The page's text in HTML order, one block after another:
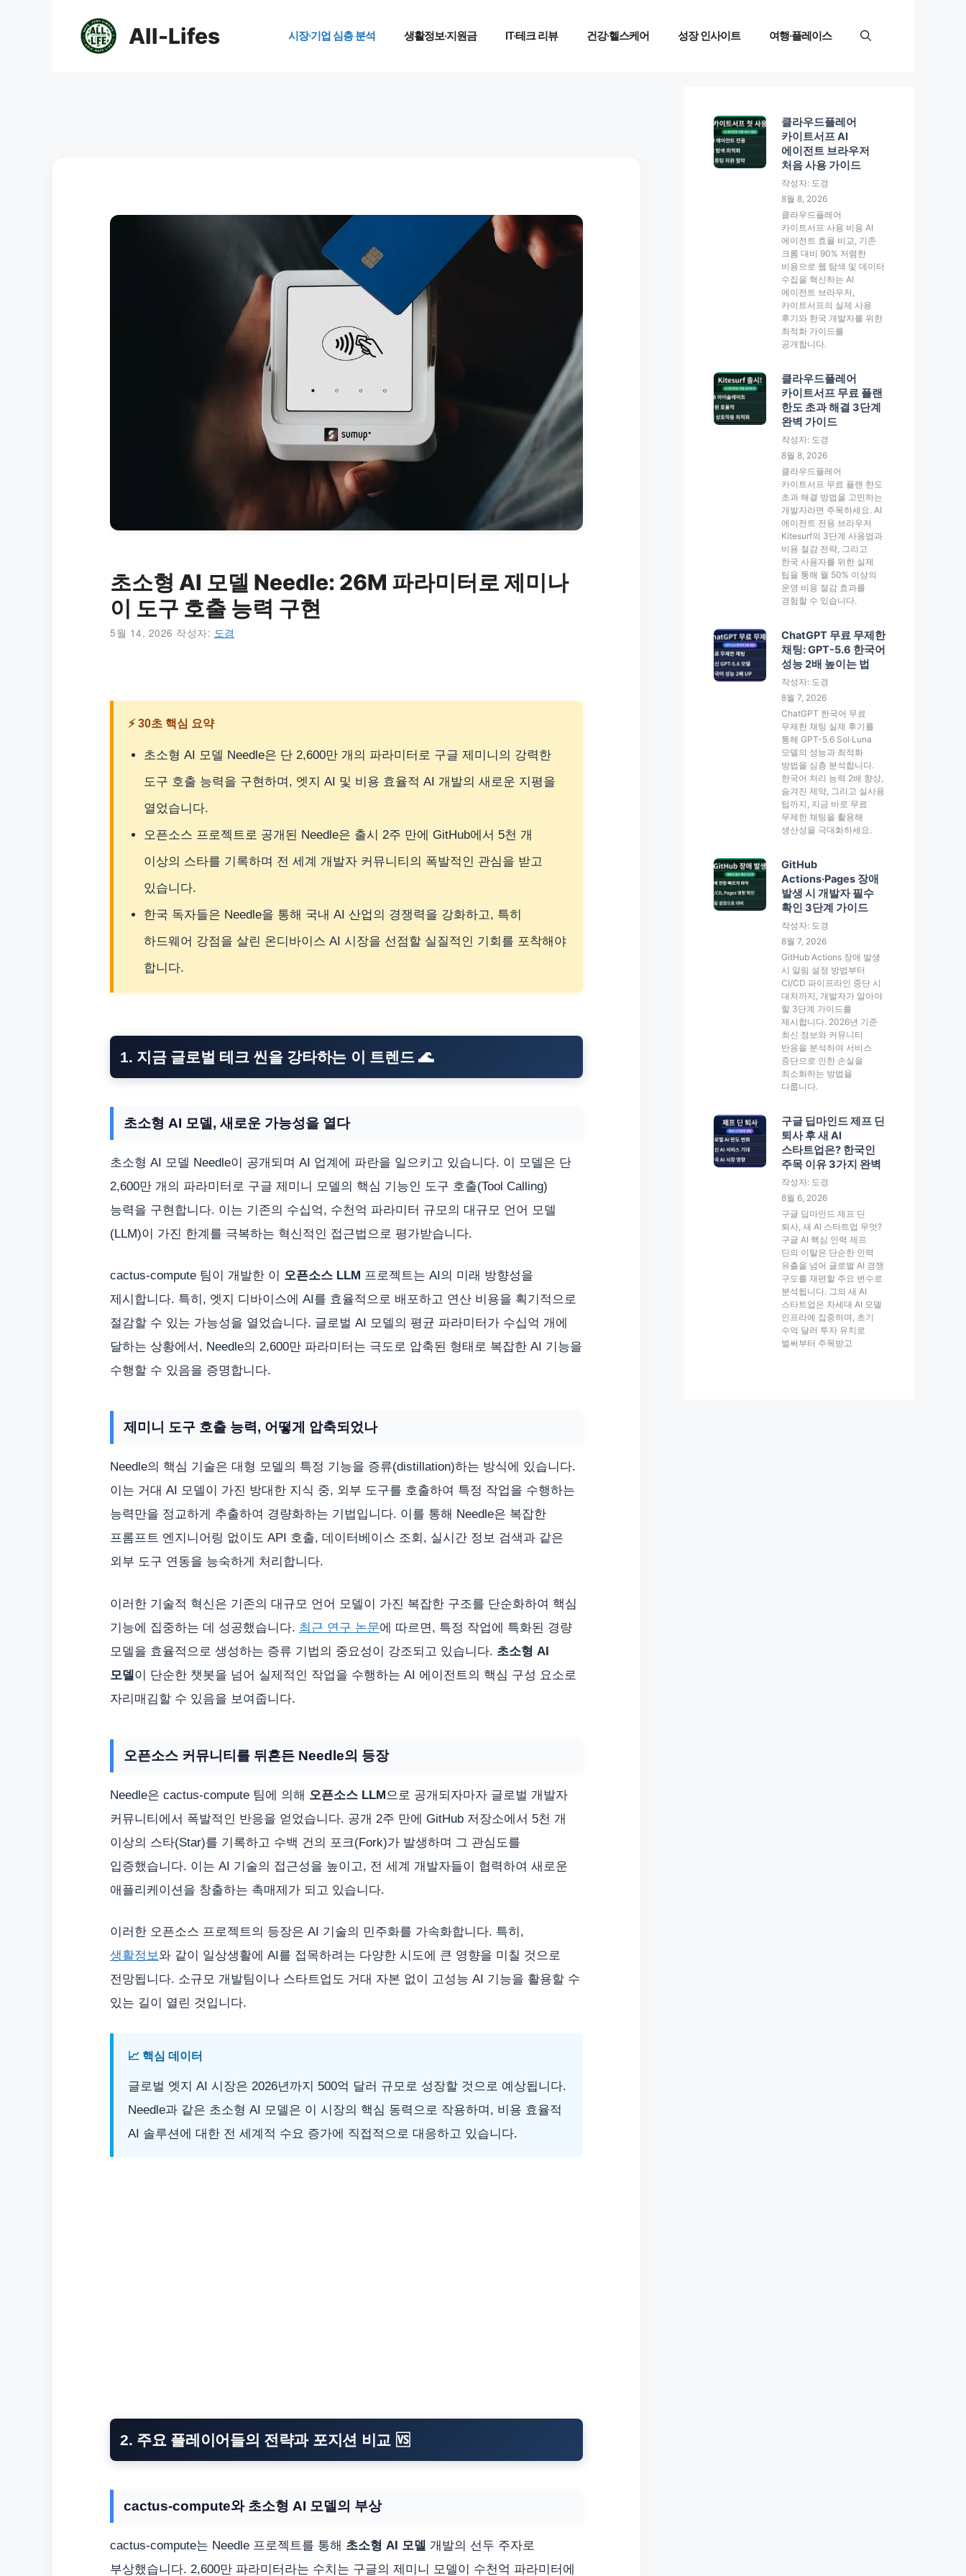
All-Lifes 시장·기업 심층 분석 생활정보·지원금 IT·테크 리뷰 건강·헬스케어 성장 인사이트 여행·플레이스
초소형 AI 모델 Needle: 26M 파라미터로 제미나
이 도구 호출 능력 구현
5월 14, 2026 작성자: 도경
⚡ 30초 핵심 요약
초소형 AI 모델 Needle은 단 2,600만 개의 파라미터로 구글 제미니의 강력한
도구 호출 능력을 구현하며, 엣지 AI 및 비용 효율적 AI 개발의 새로운 지평을
열었습니다.
오픈소스 프로젝트로 공개된 Needle은 출시 2주 만에 GitHub에서 5천 개
이상의 스타를 기록하며 전 세계 개발자 커뮤니티의 폭발적인 관심을 받고
있습니다.
한국 독자들은 Needle을 통해 국내 AI 산업의 경쟁력을 강화하고, 특히
하드웨어 강점을 살린 온디바이스 AI 시장을 선점할 실질적인 기회를 포착해야
합니다.
1. 지금 글로벌 테크 씬을 강타하는 이 트렌드 🌊
초소형 AI 모델, 새로운 가능성을 열다
초소형 AI 모델 Needle이 공개되며 AI 업계에 파란을 일으키고 있습니다. 이 모델은 단
2,600만 개의 파라미터로 구글 제미니 모델의 핵심 기능인 도구 호출(Tool Calling)
능력을 구현합니다. 이는 기존의 수십억, 수천억 파라미터 규모의 대규모 언어 모델
(LLM)이 가진 한계를 극복하는 혁신적인 접근법으로 평가받습니다.
cactus-compute 팀이 개발한 이 오픈소스 LLM 프로젝트는 AI의 미래 방향성을
제시합니다. 특히, 엣지 디바이스에 AI를 효율적으로 배포하고 연산 비용을 획기적으로
절감할 수 있는 가능성을 열었습니다. 글로벌 AI 모델의 평균 파라미터가 수십억 개에
달하는 상황에서, Needle의 2,600만 파라미터는 극도로 압축된 형태로 복잡한 AI 기능을
수행할 수 있음을 증명합니다.
제미니 도구 호출 능력, 어떻게 압축되었나
Needle의 핵심 기술은 대형 모델의 특정 기능을 증류(distillation)하는 방식에 있습니다.
이는 거대 AI 모델이 가진 방대한 지식 중, 외부 도구를 호출하여 특정 작업을 수행하는
능력만을 정교하게 추출하여 경량화하는 기법입니다. 이를 통해 Needle은 복잡한
프롬프트 엔지니어링 없이도 API 호출, 데이터베이스 조회, 실시간 정보 검색과 같은
외부 도구 연동을 능숙하게 처리합니다.
이러한 기술적 혁신은 기존의 대규모 언어 모델이 가진 복잡한 구조를 단순화하여 핵심
기능에 집중하는 데 성공했습니다. 최근 연구 논문에 따르면, 특정 작업에 특화된 경량
모델을 효율적으로 생성하는 증류 기법의 중요성이 강조되고 있습니다. 초소형 AI
모델이 단순한 챗봇을 넘어 실제적인 작업을 수행하는 AI 에이전트의 핵심 구성 요소로
자리매김할 수 있음을 보여줍니다.
오픈소스 커뮤니티를 뒤흔든 Needle의 등장
Needle은 cactus-compute 팀에 의해 오픈소스 LLM으로 공개되자마자 글로벌 개발자
커뮤니티에서 폭발적인 반응을 얻었습니다. 공개 2주 만에 GitHub 저장소에서 5천 개
이상의 스타(Star)를 기록하고 수백 건의 포크(Fork)가 발생하며 그 관심도를
입증했습니다. 이는 AI 기술의 접근성을 높이고, 전 세계 개발자들이 협력하여 새로운
애플리케이션을 창출하는 촉매제가 되고 있습니다.
이러한 오픈소스 프로젝트의 등장은 AI 기술의 민주화를 가속화합니다. 특히,
생활정보와 같이 일상생활에 AI를 접목하려는 다양한 시도에 큰 영향을 미칠 것으로
전망됩니다. 소규모 개발팀이나 스타트업도 거대 자본 없이 고성능 AI 기능을 활용할 수
있는 길이 열린 것입니다.
📈 핵심 데이터
글로벌 엣지 AI 시장은 2026년까지 500억 달러 규모로 성장할 것으로 예상됩니다.
Needle과 같은 초소형 AI 모델은 이 시장의 핵심 동력으로 작용하며, 비용 효율적
AI 솔루션에 대한 전 세계적 수요 증가에 직접적으로 대응하고 있습니다.
2. 주요 플레이어들의 전략과 포지션 비교 🆚
cactus-compute와 초소형 AI 모델의 부상
cactus-compute는 Needle 프로젝트를 통해 초소형 AI 모델 개발의 선두 주자로
부상했습니다. 2,600만 파라미터라는 수치는 구글의 제미니 모델이 수천억 파라미터에
클라우드플레어
카이트서프 AI
에이전트 브라우저
처음 사용 가이드
작성자: 도경
8월 8, 2026
클라우드플레어
카이트서프 사용 비용 AI
에이전트 효율 비교, 기존
크롬 대비 90% 저렴한
비용으로 웹 탐색 및 데이터
수집을 혁신하는 AI
에이전트 브라우저,
카이트서프의 실제 사용
후기와 한국 개발자를 위한
최적화 가이드를
공개합니다.
클라우드플레어
카이트서프 무료 플랜
한도 초과 해결 3단계
완벽 가이드
작성자: 도경
8월 8, 2026
클라우드플레어
카이트서프 무료 플랜 한도
초과 해결 방법을 고민하는
개발자라면 주목하세요. AI
에이전트 전용 브라우저
Kitesurf의 3단계 사용법과
비용 절감 전략, 그리고
한국 사용자를 위한 실제
팁을 통해 월 50% 이상의
운영 비용 절감 효과를
경험할 수 있습니다.
ChatGPT 무료 무제한
채팅: GPT-5.6 한국어
성능 2배 높이는 법
작성자: 도경
8월 7, 2026
ChatGPT 한국어 무료
무제한 채팅 실제 후기를
통해 GPT-5.6 Sol·Luna
모델의 성능과 최적화
방법을 심층 분석합니다.
한국어 처리 능력 2배 향상,
숨겨진 제약, 그리고 실사용
팁까지, 지금 바로 무료
무제한 채팅을 활용해
생산성을 극대화하세요.
GitHub
Actions·Pages 장애
발생 시 개발자 필수
확인 3단계 가이드
작성자: 도경
8월 7, 2026
GitHub Actions 장애 발생
시 알림 설정 방법부터
CI/CD 파이프라인 중단 시
대처까지, 개발자가 알아야
할 3단계 가이드를
제시합니다. 2026년 기준
최신 정보와 커뮤니티
반응을 분석하여 서비스
중단으로 인한 손실을
최소화하는 방법을
다룹니다.
구글 딥마인드 제프 딘
퇴사 후 새 AI
스타트업은? 한국인
주목 이유 3가지 완벽
작성자: 도경
8월 6, 2026
구글 딥마인드 제프 딘
퇴사, 새 AI 스타트업 무엇?
구글 AI 핵심 인력 제프
딘의 이탈은 단순한 인력
유출을 넘어 글로벌 AI 경쟁
구도를 재편할 주요 변수로
분석됩니다. 그의 새 AI
스타트업은 차세대 AI 모델
인프라에 집중하며, 초기
수억 달러 투자 유치로
벌써부터 주목받고